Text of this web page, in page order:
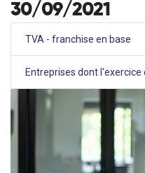
30/09/2021
TVA - franchise en base
Entreprises dont l'exercice